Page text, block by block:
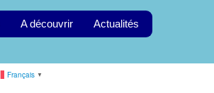
A découvrir Actualités
Français ▼